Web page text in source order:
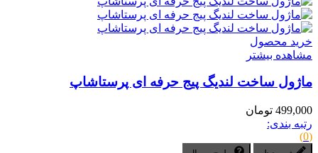
خرید محصول
مشاهده بیشتر
ماژول ساخت لندیگ پیج حرفه ای پرستاشاپ
499,000 تومان
رتبه بندی:
(0)